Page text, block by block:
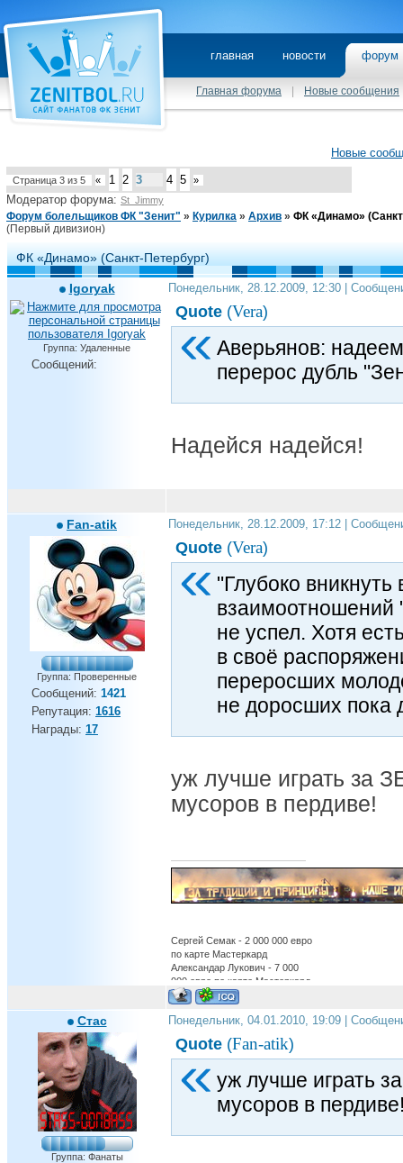
главная новости
Главная форума Новые сообщения
Новые
Страница 3 из 5 « 1 2 3 4 5 »
Модератор форума: St_Jimmy
Форум болельщиков ФК "Зенит" » Курилка » Архив » ФК «Динамо»
(Первый дивизион)
ФК «Динамо» (Санкт-Петербург)
Igoryak
Группа: Удаленные
Сообщений:
Понедельник, 28.12.2009, 12:30 |
Quote (Vera)
Аверьянов:
перерос дубль
Надейся надейся!
Fan-atik
Группа: Проверенные
Сообщений: 1421
Репутация: 1616
Награды: 17
Понедельник, 28.12.2009, 17:12 |
Quote (Vera)
"Глубоко
взаимоотношений
не успел. Хотя
в своё
переросших
не доросших пока
уж лучше играть за
мусоров в пердиве!
Сергей Семак - 2 000 000 евро
по карте Мастеркард
Александар Лукович - 7 000
000 евро по карте Мастеркард
Александр Бухаров - 12 000
000 евро по карте Мастеркард
Бруно Алвеш - 22 000 000 евро
обосраться в ЛЧ - бесценно
Есть вещи которые нельзя
купить ,для всего
остального,есть Газпром.
Стас
Группа: Фанаты
Понедельник, 04.01.2010, 19:09 |
Quote (Fan-atik)
уж лучше играть
мусоров в